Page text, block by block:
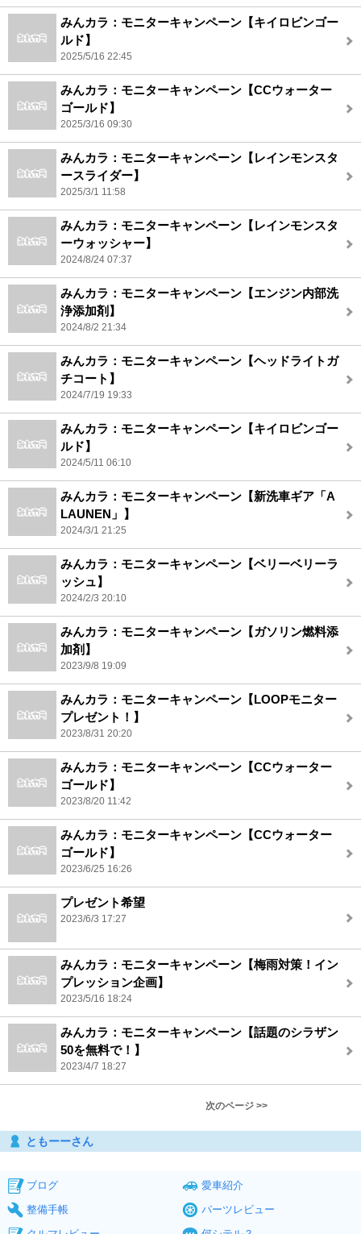
みんカラ：モニターキャンペーン【キイロビンゴー
ルド】
2025/5/16 22:45
みんカラ：モニターキャンペーン【CCウォーター
ゴールド】
2025/3/16 09:30
みんカラ：モニターキャンペーン【レインモンスタ
ースライダー】
2025/3/1 11:58
みんカラ：モニターキャンペーン【レインモンスタ
ーウォッシャー】
2024/8/24 07:37
みんカラ：モニターキャンペーン【エンジン内部洗
浄添加剤】
2024/8/2 21:34
みんカラ：モニターキャンペーン【ヘッドライトガ
チコート】
2024/7/19 19:33
みんカラ：モニターキャンペーン【キイロビンゴー
ルド】
2024/5/11 06:10
みんカラ：モニターキャンペーン【新洗車ギア「A
LAUNEN」】
2024/3/1 21:25
みんカラ：モニターキャンペーン【ベリーベリーラ
ッシュ】
2024/2/3 20:10
みんカラ：モニターキャンペーン【ガソリン燃料添
加剤】
2023/9/8 19:09
みんカラ：モニターキャンペーン【LOOPモニター
プレゼント！】
2023/8/31 20:20
みんカラ：モニターキャンペーン【CCウォーター
ゴールド】
2023/8/20 11:42
みんカラ：モニターキャンペーン【CCウォーター
ゴールド】
2023/6/25 16:26
プレゼント希望
2023/6/3 17:27
みんカラ：モニターキャンペーン【梅雨対策！イン
プレッション企画】
2023/5/16 18:24
みんカラ：モニターキャンペーン【話題のシラザン
50を無料で！】
2023/4/7 18:27
次のページ >>
ともーーさん
ブログ
愛車紹介
整備手帳
パーツレビュー